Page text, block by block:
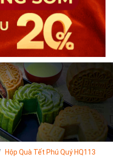
Hộp Quà Tết Phú Quý HQ113